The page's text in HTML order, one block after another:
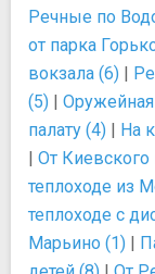
Речные по
от парка
вокзала (6) |
(5) | Оружейная
палату (4) | На
| От Киевского
теплоходе из
теплоходе с
Марьино (1) |